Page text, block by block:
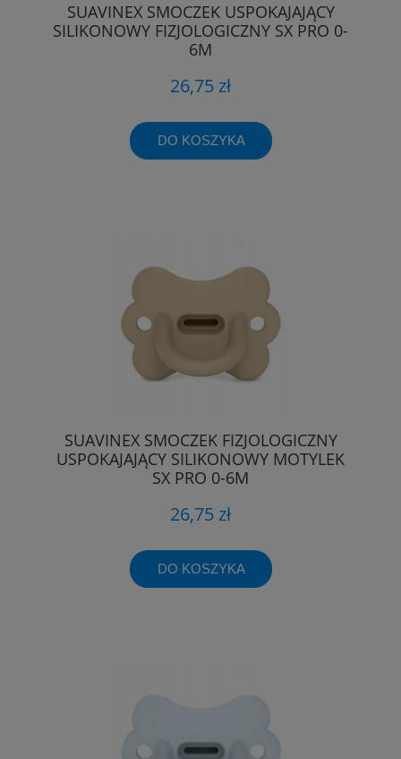
SUAVINEX SMOCZEK USPOKAJAJĄCY
SILIKONOWY FIZJOLOGICZNY SX PRO 0-
6M
26,75 zł
DO KOSZYKA
SUAVINEX SMOCZEK FIZJOLOGICZNY
USPOKAJAJĄCY SILIKONOWY MOTYLEK
SX PRO 0-6M
26,75 zł
DO KOSZYKA